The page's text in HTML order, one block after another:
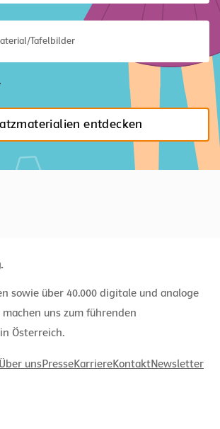
Tafelbilder
entdecken
sowie über 40.000 digitale und analoge
uns zum führenden
Österreich.
Über unsPresseKarriereKontaktNewsletter